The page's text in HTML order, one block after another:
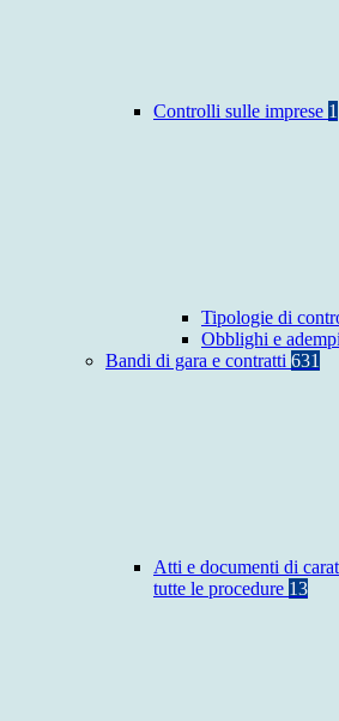
Controlli sulle imprese 1
Tipologie di
Obblighi e
Bandi di gara e contratti 631
Atti e documenti di
tutte le procedure 13